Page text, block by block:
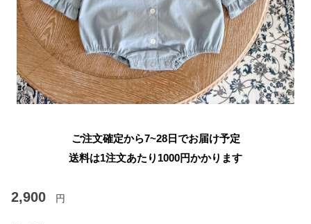
ご注文確定から7~28日でお届け予定
送料は1注文あたり 1000円かかります
2,900 円